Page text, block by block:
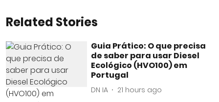
Related Stories
Guia Prático: O que precisa
de saber para usar Diesel
Ecológico (HVO100) em
Portugal
DN IA 21 hours ago